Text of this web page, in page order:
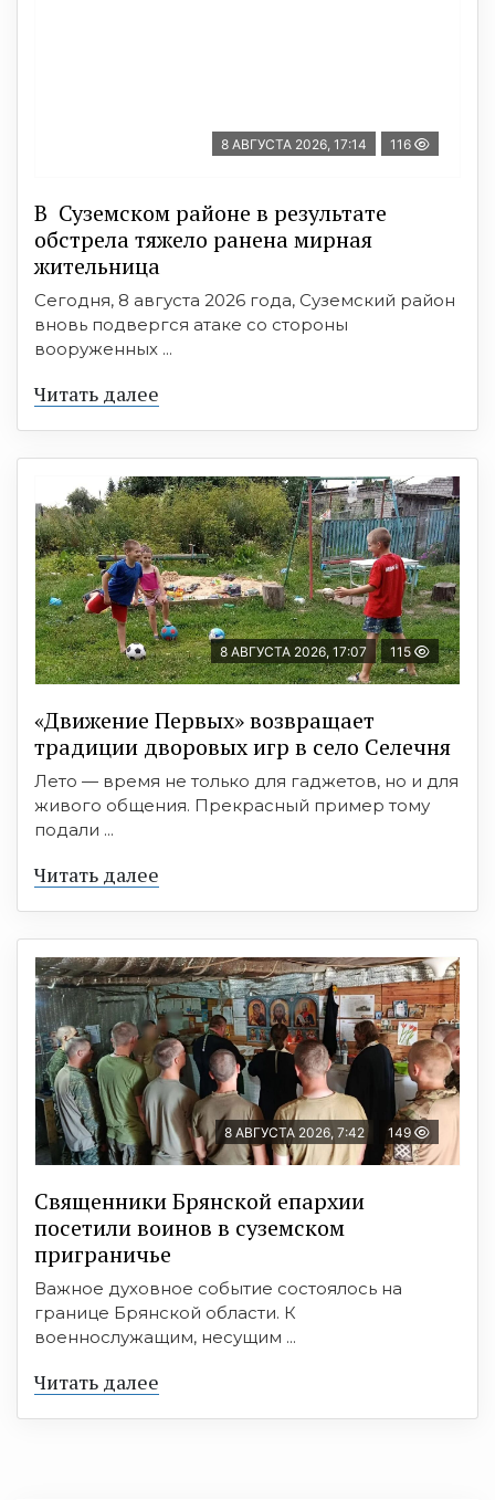
8 АВГУСТА 2026, 17:14 116
В Суземском районе в результате
обстрела тяжело ранена мирная
жительница
Сегодня, 8 августа 2026 года, Суземский район
вновь подвергся атаке со стороны
вооруженных ...
Читать далее
8 АВГУСТА 2026, 17:07 115
«Движение Первых» возвращает
традиции дворовых игр в село Селечня
Лето — время не только для гаджетов, но и для
живого общения. Прекрасный пример тому
подали ...
Читать далее
8 АВГУСТА 2026, 7:42 149
Священники Брянской епархии
посетили воинов в суземском
приграничье
Важное духовное событие состоялось на
границе Брянской области. К
военнослужащим, несущим ...
Читать далее